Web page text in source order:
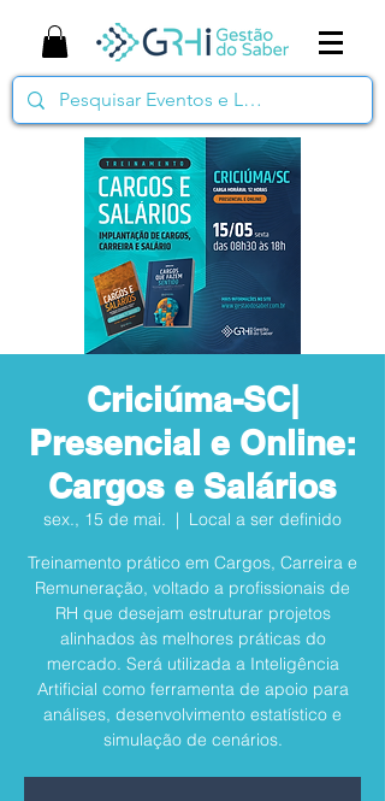
Criciúma-SC|
Presencial e Online:
Cargos e Salários
sex., 15 de mai.
  |
Local a ser definido
Treinamento prático em Cargos, Carreira e
Remuneração, voltado a profissionais de
RH que desejam estruturar projetos
alinhados às melhores práticas do
mercado. Será utilizada a Inteligência
Artificial como ferramenta de apoio para
análises, desenvolvimento estatístico e
simulação de cenários.